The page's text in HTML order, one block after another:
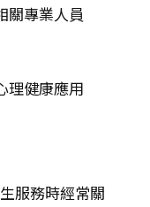
關專業人員
理健康應用
服務時經常關